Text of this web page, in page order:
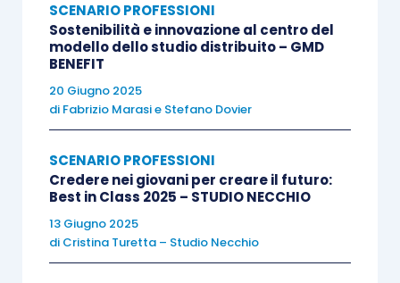
clienti.
missiondel professionista vi è sicuramente
quella diaccompagnareil proprioclientenella
fase di sviluppo e crescita come in quella di
difficoltà. In questa categoria premieremo gli
Studi che hanno supportato e consigliato i propri
clienti nella creazione di un maggiore valore
SCENARIO PROFESSIONI
Sostenibilità e innovazione al centro del
modello dello studio distribuito – GMD
BENEFIT
20 Giugno 2025
di Fabrizio Marasie Stefano Dovier
SCENARIO PROFESSIONI
Credere nei giovani per creare il futuro:
Best in Class 2025 – STUDIO NECCHIO
13 Giugno 2025
di Cristina Turetta – Studio Necchio